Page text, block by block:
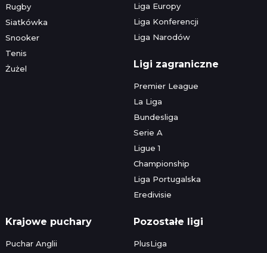
Rugby
Siatkówka
Snooker
Tenis
Żużel
Liga Europy
Liga Konferencji
Liga Narodów
Ligi zagraniczne
Premier League
La Liga
Bundesliga
Serie A
Ligue 1
Championship
Liga Portugalska
Eredivisie
Krajowe puchary
Puchar Anglii
Pozostałe ligi
PlusLiga